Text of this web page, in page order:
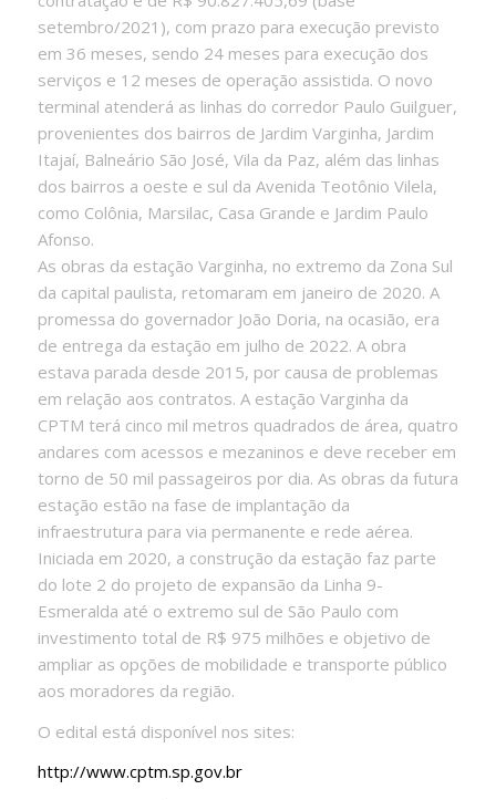
setembro/2021), com prazo para execução previsto
em 36 meses, sendo 24 meses para execução dos
serviços e 12 meses de operação assistida. O novo
terminal atenderá as linhas do corredor Paulo Guilguer,
provenientes dos bairros de Jardim Varginha, Jardim
Itajaí, Balneário São José, Vila da Paz, além das linhas
dos bairros a oeste e sul da Avenida Teotônio Vilela,
como Colônia, Marsilac, Casa Grande e Jardim Paulo
Afonso.
As obras da estação Varginha, no extremo da Zona Sul
da capital paulista, retomaram em janeiro de 2020. A
promessa do governador João Doria, na ocasião, era
de entrega da estação em julho de 2022. A obra
estava parada desde 2015, por causa de problemas
em relação aos contratos. A estação Varginha da
CPTM terá cinco mil metros quadrados de área, quatro
andares com acessos e mezaninos e deve receber em
torno de 50 mil passageiros por dia. As obras da futura
estação estão na fase de implantação da
infraestrutura para via permanente e rede aérea.
Iniciada em 2020, a construção da estação faz parte
do lote 2 do projeto de expansão da Linha 9-
Esmeralda até o extremo sul de São Paulo com
investimento total de R$ 975 milhões e objetivo de
ampliar as opções de mobilidade e transporte público
aos moradores da região.
O edital está disponível nos sites:
http://www.cptm.sp.gov.br